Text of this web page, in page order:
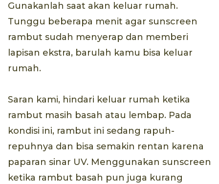
Gunakanlah saat akan keluar rumah.
Tunggu beberapa menit agar sunscreen
rambut sudah menyerap dan memberi
lapisan ekstra, barulah kamu bisa keluar
rumah.
Saran kami, hindari keluar rumah ketika
rambut masih basah atau lembap. Pada
kondisi ini, rambut ini sedang rapuh-
repuhnya dan bisa semakin rentan karena
paparan sinar UV. Menggunakan sunscreen
ketika rambut basah pun juga kurang